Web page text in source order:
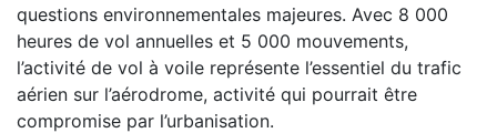
questions environnementales majeures. Avec 8 000
heures de vol annuelles et 5 000 mouvements,
l’activité de vol à voile représente l’essentiel du trafic
aérien sur l’aérodrome, activité qui pourrait être
compromise par l’urbanisation.